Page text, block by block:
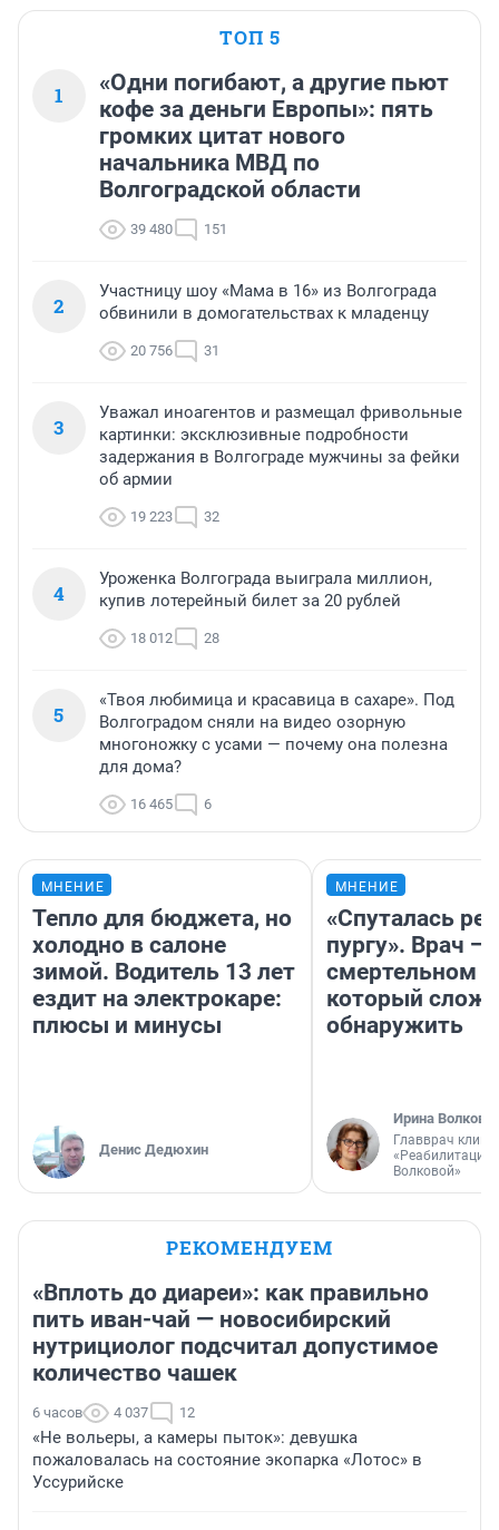
ТОП 5
1
«Одни погибают, а другие пьют
кофе за деньги Европы»: пять
громких цитат нового
начальника МВД по
Волгоградской области
39 480 151
2
Участницу шоу «Мама в 16» из Волгограда
обвинили в домогательствах к младенцу
20 756 31
3
Уважал иноагентов и размещал фривольные
картинки: эксклюзивные подробности
задержания в Волгограде мужчины за фейки
об армии
19 223 32
4
Уроженка Волгограда выиграла миллион,
купив лотерейный билет за 20 рублей
18 012 28
5
«Твоя любимица и красавица в сахаре». Под
Волгоградом сняли на видео озорную
многоножку с усами — почему она полезна
для дома?
16 465 6
МНЕНИЕ
Тепло для бюджета, но
холодно в салоне
зимой. Водитель 13 лет
ездит на электрокаре:
плюсы и минусы
Денис Дедюхин
МНЕНИЕ
«Спуталась
пургу». Врач —
смертельном
который
обнаружить
Ирина Волкова
Главврач
«Реабилитация
Волковой»
РЕКОМЕНДУЕМ
«Вплоть до диареи»: как правильно
пить иван-чай — новосибирский
нутрициолог подсчитал допустимое
количество чашек
6 часов 4 037 12
«Не вольеры, а камеры пыток»: девушка
пожаловалась на состояние экопарка «Лотос» в
Уссурийске